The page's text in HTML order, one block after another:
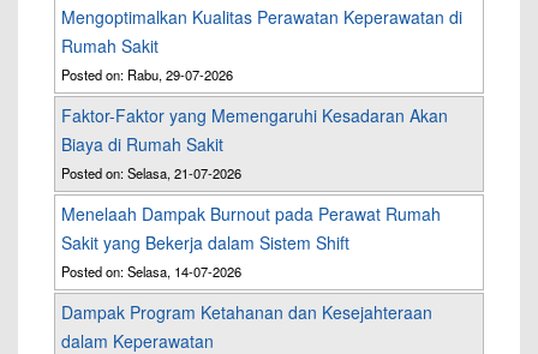
Mengoptimalkan Kualitas Perawatan Keperawatan di
Rumah Sakit
Posted on: Rabu, 29-07-2026
Faktor-Faktor yang Memengaruhi Kesadaran Akan
Biaya di Rumah Sakit
Posted on: Selasa, 21-07-2026
Menelaah Dampak Burnout pada Perawat Rumah
Sakit yang Bekerja dalam Sistem Shift
Posted on: Selasa, 14-07-2026
Dampak Program Ketahanan dan Kesejahteraan
dalam Keperawatan